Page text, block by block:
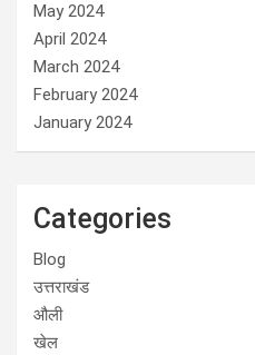
May 2024
April 2024
March 2024
February 2024
January 2024
Categories
Blog
उत्तराखंड
औली
खेल